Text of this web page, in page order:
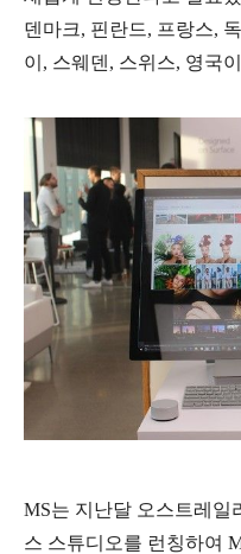
덴마크, 핀란드, 프랑스,
이, 스웨덴, 스위스, 영국
MS는 지난달 오스트레일
스 스튜디오를 런칭하여